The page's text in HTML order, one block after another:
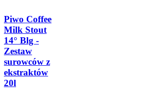
Piwo Coffee
Milk Stout
14° Blg -
Zestaw
surowców z
ekstraktów
20l